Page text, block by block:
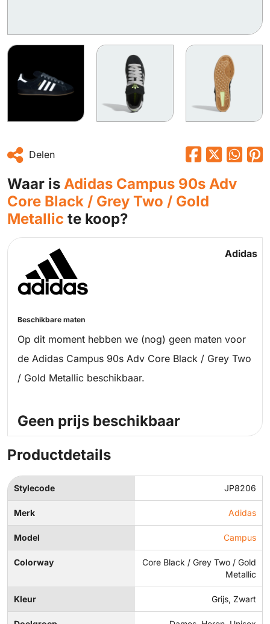
Delen
Waar is Adidas Campus 90s Adv
Core Black / Grey Two / Gold
Metallic te koop?
Adidas
Beschikbare maten
Op dit moment hebben we (nog) geen maten voor
de Adidas Campus 90s Adv Core Black / Grey Two
/ Gold Metallic beschikbaar.
Geen prijs beschikbaar
Productdetails
Stylecode JP8206
Merk Adidas
Model Campus
Colorway
Core Black / Grey Two / Gold
Metallic
Kleur Grijs, Zwart